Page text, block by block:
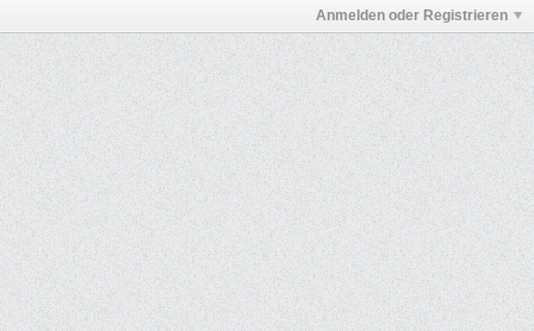
Anmelden oder Registrieren